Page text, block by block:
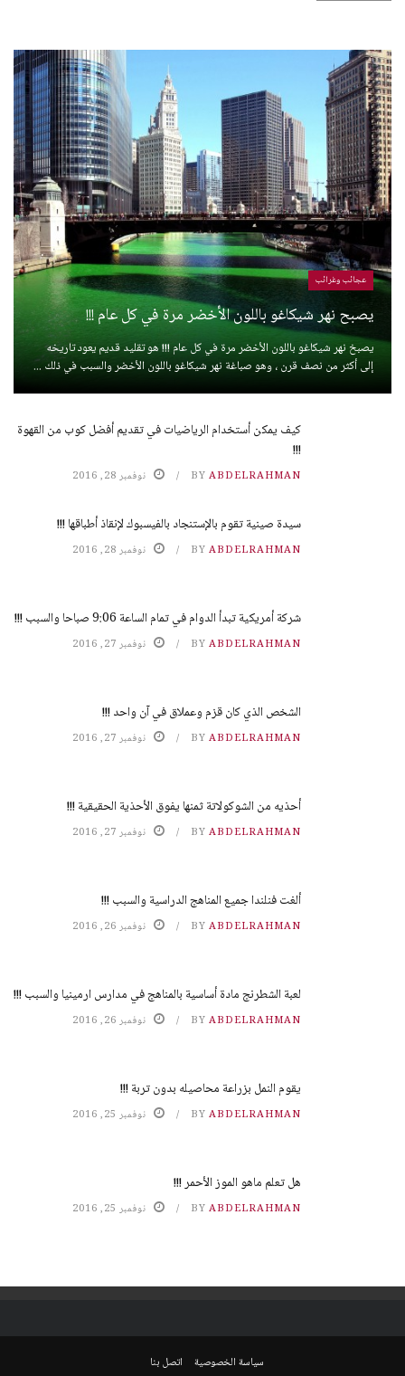
عجائب وغرائب
يصبح نهر شيكاغو باللون الأخضر مرة في كل عام !!!
يصبخ نهر شيكاغو باللون الأخضر مرة في كل عام !!! هو تقليد قديم يعود تاريخه
إلى أكثر من نصف قرن ، وهو صباغة نهر شيكاغو باللون الأخضر والسبب في ذلك ...
كيف يمكن أستخدام الرياضيات في تقديم أفضل كوب من القهوة
!!!
BY ABDELRAHMAN نوفمبر 28, 2016
سيدة صينية تقوم بالإستنجاد بالفيسبوك لإنقاذ أطباقها !!!
BY ABDELRAHMAN نوفمبر 28, 2016
شركة أمريكية تبدأ الدوام في تمام الساعة 9:06 صباحا والسبب !!!
BY ABDELRAHMAN نوفمبر 27, 2016
الشخص الذي كان قزم وعملاق في آن واحد !!!
BY ABDELRAHMAN نوفمبر 27, 2016
أحذيه من الشوكولاتة ثمنها يفوق الأحذية الحقيقية !!!
BY ABDELRAHMAN نوفمبر 27, 2016
ألغت فنلندا جميع المناهج الدراسية والسبب !!!
BY ABDELRAHMAN نوفمبر 26, 2016
لعبة الشطرنج مادة أساسية بالمناهج في مدارس ارمينيا والسبب !!!
BY ABDELRAHMAN نوفمبر 26, 2016
يقوم النمل بزراعة محاصيله بدون تربة !!!
BY ABDELRAHMAN نوفمبر 25, 2016
هل تعلم ماهو الموز الأحمر !!!
BY ABDELRAHMAN نوفمبر 25, 2016
سياسة الخصوصية اتصل بنا